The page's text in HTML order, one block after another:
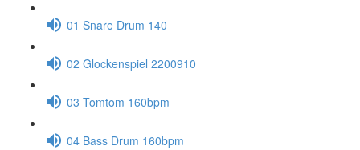
01 Snare Drum 140
02 Glockenspiel 2200910
03 Tomtom 160bpm
04 Bass Drum 160bpm